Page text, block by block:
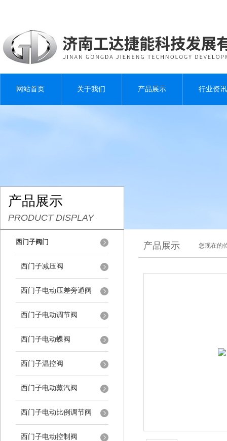
网站首页 关于我们 产品展示 行业资讯
产品展示
PRODUCT DISPLAY
西门子阀门
西门子减压阀
西门子电动压差旁通阀
西门子电动调节阀
西门子电动蝶阀
西门子温控阀
西门子电动蒸汽阀
西门子电动比例调节阀
西门子电动控制阀
产品展示 您现在的